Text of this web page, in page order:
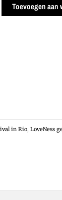
Toevoegen aan
in Rio, LoveNess